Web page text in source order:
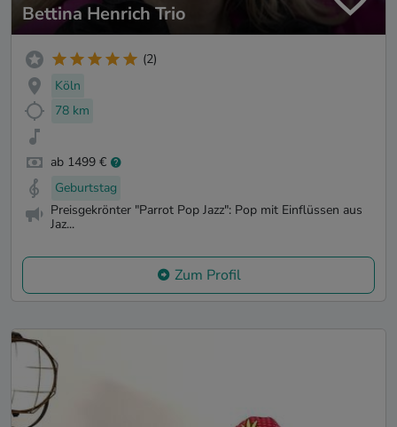
Bettina Henrich Trio
(2)
Köln
78 km
ab 1499 €
Geburtstag
Preisgekrönter "Parrot Pop Jazz": Pop mit Einflüssen aus
Jaz...
Zum Profil